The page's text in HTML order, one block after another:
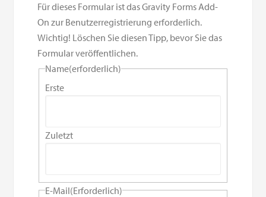
Für dieses Formular ist das Gravity Forms Add-
On zur Benutzerregistrierung erforderlich.
Wichtig! Löschen Sie diesen Tipp, bevor Sie das
Formular veröffentlichen.
Name(erforderlich)
Erste
Zuletzt
E-Mail(Erforderlich)